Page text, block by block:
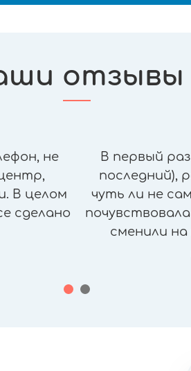
отзывы
не
В целом
сделано
В первый
последний),
чуть ли не
сменили